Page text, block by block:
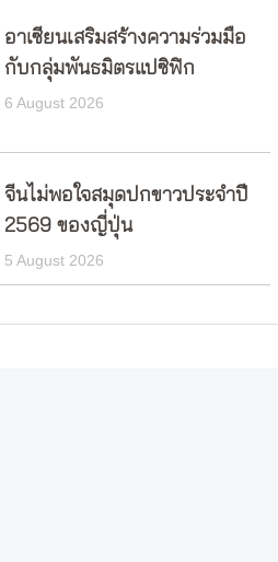
อาเซียนเสริมสร้างความร่วมมือ
กับกลุ่มพันธมิตรแปซิฟิก
6 August 2026
จีนไม่พอใจสมุดปกขาวประจำปี
2569 ของญี่ปุ่น
5 August 2026